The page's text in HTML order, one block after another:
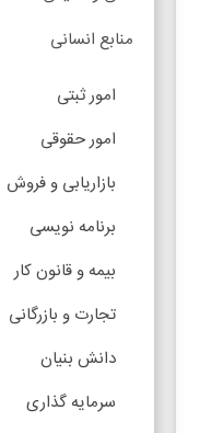
منابع انسانی
امور ثبتی
امور حقوقی
بازاریابی و فروش
برنامه نویسی
بیمه و قانون کار
تجارت و بازرگانی
دانش بنیان
سرمایه گذاری